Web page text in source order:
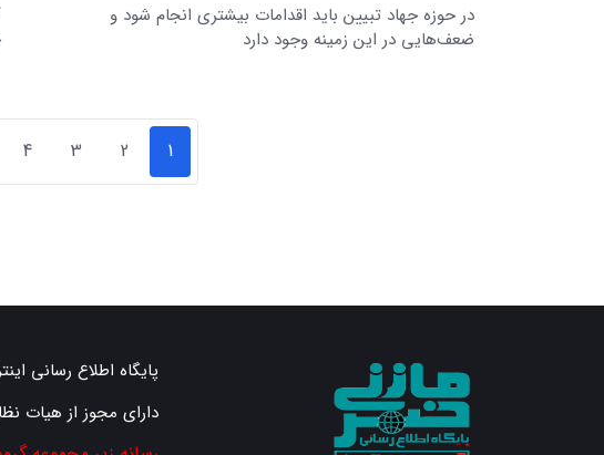
در حوزه جهاد تبیین باید اقدامات بیشتری انجام شود و
ضعف‌هایی در این زمینه وجود دارد
1
2
3
4
پایگاه اطلاع رسانی
دارای مجوز از هیات